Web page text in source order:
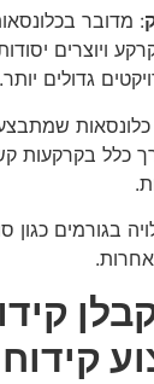
: מדובר
ויוצרים
גדולים יותר.
כלונסאות
כלל בקרקעות
בגורמים כגון
קידוח